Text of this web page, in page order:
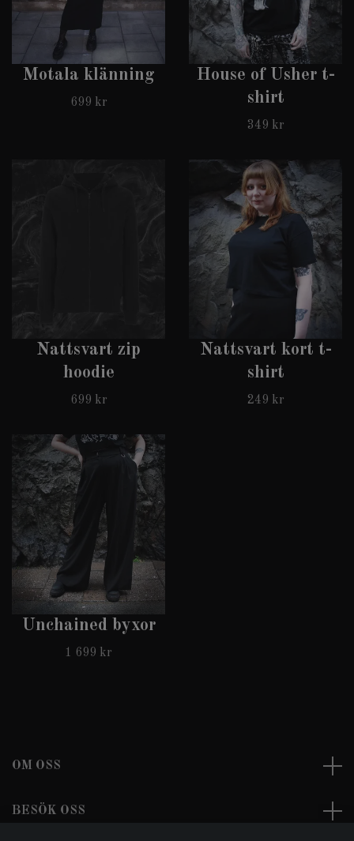
Motala klänning
699 kr
House of Usher t-
shirt
349 kr
Nattsvart zip
hoodie
699 kr
Nattsvart kort t-
shirt
249 kr
Unchained byxor
1 699 kr
OM OSS
BESÖK OSS